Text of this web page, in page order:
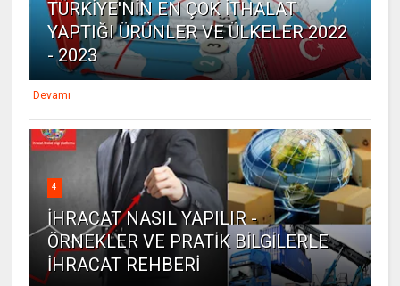
TÜRKİYE'NİN EN ÇOK İTHALAT
YAPTIĞI ÜRÜNLER VE ÜLKELER 2022
- 2023
Devamı
4
İHRACAT NASIL YAPILIR -
ÖRNEKLER VE PRATİK BİLGİLERLE
İHRACAT REHBERİ